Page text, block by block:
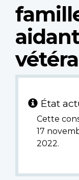
État
Cette
17
2022.